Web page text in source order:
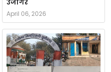
उजागर
April 06, 2026